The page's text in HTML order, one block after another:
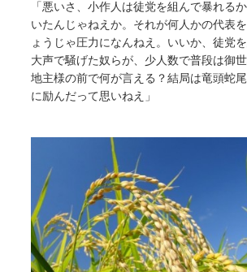
「悪いさ、小作人は徒党を組んで暴れる
いたんじゃねえか。それが何人かの代表
ょうじゃ圧力になんねえ。いいか、徒党
大声で騒げた奴らが、少人数で普段は御
地主様の前で何が言える？結局は竜頭蛇
に励んだって思いねえ」